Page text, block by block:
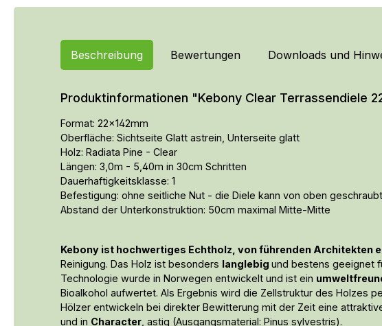
Beschreibung Bewertungen Downloads und
Produktinformationen "Kebony Clear Terrassendiele
Format: 22x142mm
Oberfläche: Sichtseite Glatt astrein, Unterseite glatt
Holz: Radiata Pine - Clear
Längen: 3,0m - 5,40m in 30cm Schritten
Dauerhaftigkeitsklasse: 1
Befestigung: ohne seitliche Nut - die Diele kann von oben
Abstand der Unterkonstruktion: 50cm maximal Mitte-Mitte
Kebony ist hochwertiges Echtholz, von führenden Architekten
Reinigung. Das Holz ist besonders langlebig und bestens geeignet
Technologie wurde in Norwegen entwickelt und ist ein
Bioalkohol aufwertet. Als Ergebnis wird die Zellstruktur des Holzes
Hölzer entwickeln bei direkter Bewitterung mit der Zeit eine
und in Character , astig (Ausgangsmaterial: Pinus sylvestris).